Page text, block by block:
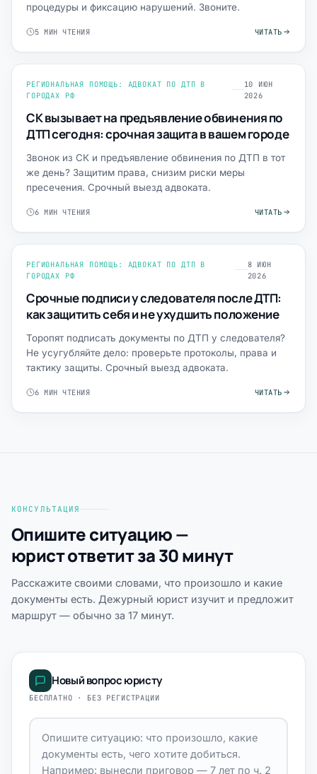
процедуры и фиксацию нарушений. Звоните.
5 МИН ЧТЕНИЯ ЧИТАТЬ
РЕГИОНАЛЬНАЯ ПОМОЩЬ: АДВОКАТ ПО ДТП В
ГОРОДАХ РФ
10 ИЮН
2026
СК вызывает на предъявление обвинения по
ДТП сегодня: срочная защита в вашем городе
Звонок из СК и предъявление обвинения по ДТП в тот
же день? Защитим права, снизим риски меры
пресечения. Срочный выезд адвоката.
6 МИН ЧТЕНИЯ ЧИТАТЬ
РЕГИОНАЛЬНАЯ ПОМОЩЬ: АДВОКАТ ПО ДТП В
ГОРОДАХ РФ
8 ИЮН
2026
Срочные подписи у следователя после ДТП:
как защитить себя и не ухудшить положение
Торопят подписать документы по ДТП у следователя?
Не усугубляйте дело: проверьте протоколы, права и
тактику защиты. Срочный выезд адвоката.
6 МИН ЧТЕНИЯ ЧИТАТЬ
КОНСУЛЬТАЦИЯ
Опишите ситуацию —
юрист ответит за 30 минут
Расскажите своими словами, что произошло и какие
документы есть. Дежурный юрист изучит и предложит
маршрут — обычно за 17 минут.
Новый вопрос юристу
БЕСПЛАТНО · БЕЗ РЕГИСТРАЦИИ